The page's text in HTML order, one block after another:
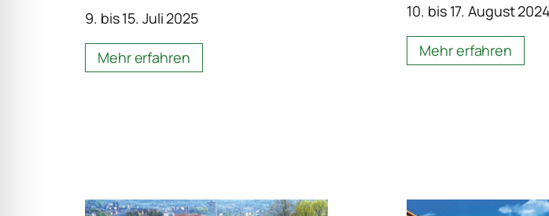
9. bis 15. Juli 2025
Mehr erfahren
10. bis 17. August 2024
Mehr erfahren